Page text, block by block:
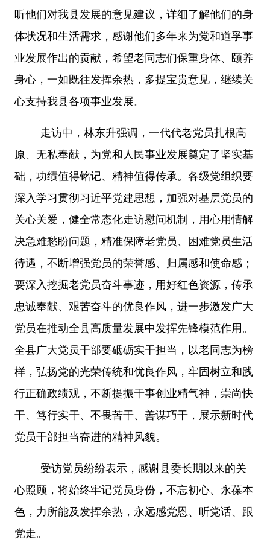
听他们对我县发展的意见建议，详细了解他们的身
体状况和生活需求，感谢他们多年来为党和道孚事
业发展作出的贡献，希望老同志们保重身体、颐养
身心，一如既往发挥余热，多提宝贵意见，继续关
心支持我县各项事业发展。
走访中，林东升强调，一代代老党员扎根高
原、无私奉献，为党和人民事业发展奠定了坚实基
础，功绩值得铭记、精神值得传承。各级党组织要
深入学习贯彻习近平党建思想，加强对基层党员的
关心关爱，健全常态化走访慰问机制，用心用情解
决急难愁盼问题，精准保障老党员、困难党员生活
待遇，不断增强党员的荣誉感、归属感和使命感；
要深入挖掘老党员奋斗事迹，用好红色资源，传承
忠诚奉献、艰苦奋斗的优良作风，进一步激发广大
党员在推动全县高质量发展中发挥先锋模范作用。
全县广大党员干部要砥砺实干担当，以老同志为榜
样，弘扬党的光荣传统和优良作风，牢固树立和践
行正确政绩观，不断提振干事创业精气神，崇尚快
干、笃行实干、不畏苦干、善谋巧干，展示新时代
党员干部担当奋进的精神风貌。
受访党员纷纷表示，感谢县委长期以来的关
心照顾，将始终牢记党员身份，不忘初心、永葆本
色，力所能及发挥余热，永远感党恩、听党话、跟
党走。